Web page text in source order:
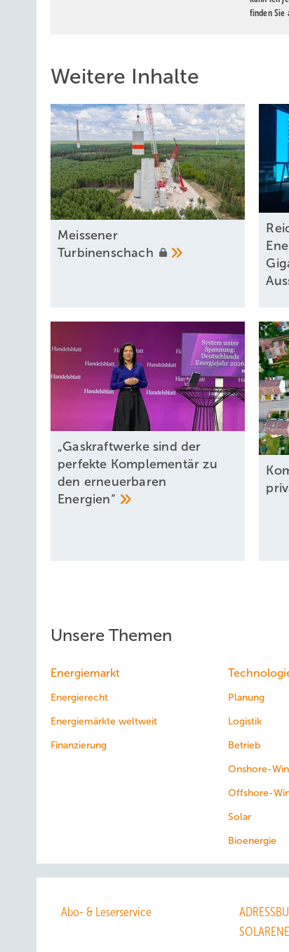
finden Sie
Weitere Inhalte
Mei ssener
Turbinenschach
„Gaskraftwerke sind der
perfekte Komplementär zu
den erneuerbaren
Energien“
Unsere Themen
Energiemarkt
Energierecht
Energiemärkte weltweit
Finanzierung
Planung
Logistik
Betrieb
Onshore-
Offshore-
Solar
Bioenergie
Abo- & Leserservice